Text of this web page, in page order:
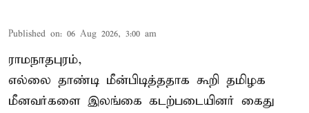
Published on: 06 Aug 2026, 3:00 am
ராமநாதபுரம்,
எல்லை தாண்டி மீன்பிடித்ததாக கூறி தமிழக
மீனவர்களை இலங்கை கடற்படையினர் கைது